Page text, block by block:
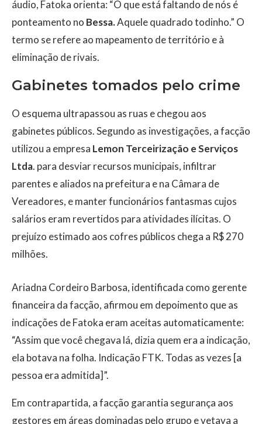
áudio, Fatoka orienta: “O que está faltando de nós é
ponteamento no Bessa.Aquele quadrado todinho.” O
termo se refere ao mapeamento de território e à
eliminação de rivais.
Gabinetes tomados pelo crime
O esquema ultrapassou as ruas e chegou aos
gabinetes públicos. Segundo as investigações, a facção
utilizou a empresa Lemon Terceirização e Serviços
Ltda. para desviar recursos municipais, infiltrar
parentes e aliados na prefeitura e na Câmara de
Vereadores, e manter funcionários fantasmas cujos
salários eram revertidos para atividades ilícitas. O
prejuízo estimado aos cofres públicos chega a R$ 270
milhões.
Ariadna Cordeiro Barbosa, identificada como gerente
financeira da facção, afirmou em depoimento que as
indicações de Fatoka eram aceitas automaticamente:
“Assim que você chegava lá, dizia quem era a indicação,
ela botava na folha. Indicação FTK. Todas as vezes [a
pessoa era admitida]”.
Em contrapartida, a facção garantia segurança aos
gestores em áreas dominadas pelo grupo e vetava a